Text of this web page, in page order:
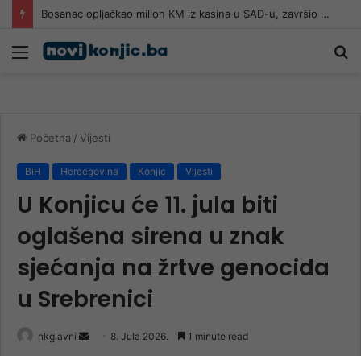
Bosanac opljačkao milion KM iz kasina u SAD-u, završio u zatvoru, a onda napisao svoju priču
Meni
Početna / Vijesti
BiH Hercegovina Konjic Vijesti
U Konjicu će 11. jula biti
oglašena sirena u znak
sjećanja na žrtve genocida
u Srebrenici
nkglavni
Send 8. Jula 2026. 1 minute read